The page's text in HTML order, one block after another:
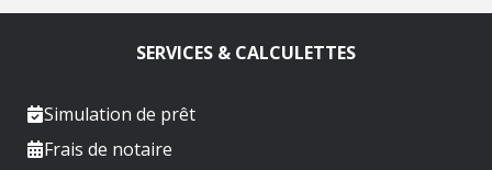
SERVICES & CALCULETTES
Simulation de prêt
Frais de notaire